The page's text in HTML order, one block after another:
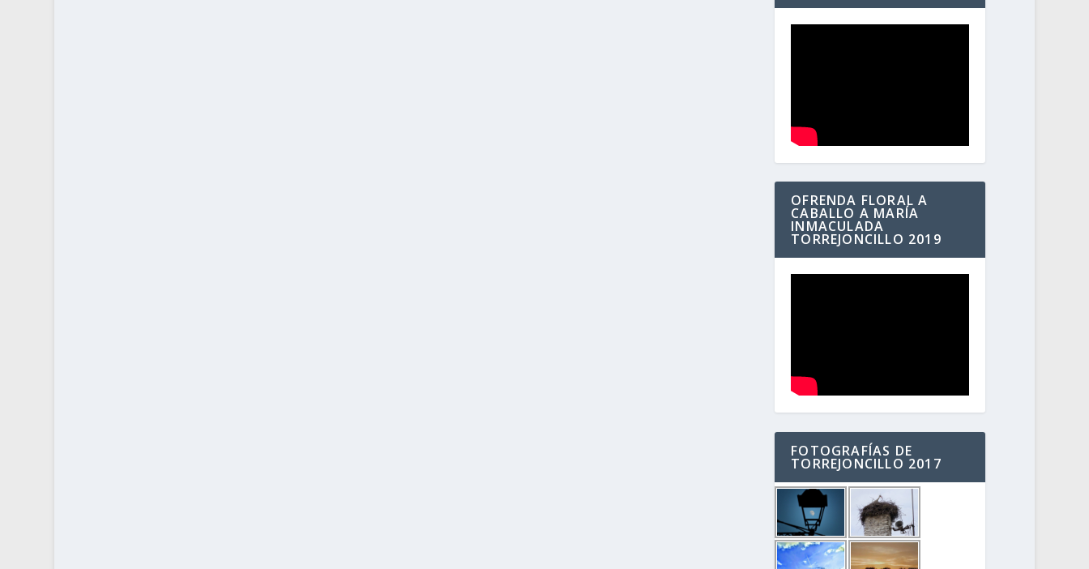
OFRENDA FLORAL A
CABALLO A MARÍA
INMACULADA
TORREJONCILLO 2019
FOTOGRAFÍAS DE
TORREJONCILLO 2017